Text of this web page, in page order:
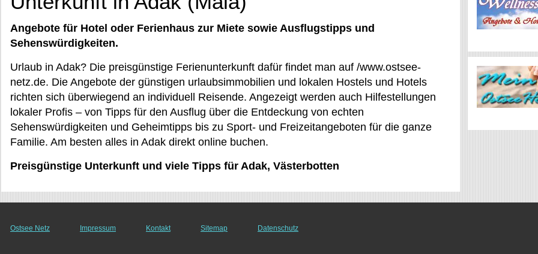
Angebote für Hotel oder Ferienhaus zur Miete sowie Ausflugstipps und
Sehenswürdigkeiten.
Urlaub in Adak? Die preisgünstige Ferienunterkunft dafür findet man auf /www.ostsee-
netz.de. Die Angebote der günstigen urlaubsimmobilien und lokalen Hostels und Hotels
richten sich überwiegend an individuell Reisende. Angezeigt werden auch Hilfestellungen
lokaler Profis – von Tipps für den Ausflug über die Entdeckung von echten
Sehenswürdigkeiten und Geheimtipps bis zu Sport- und Freizeitangeboten für die ganze
Familie. Am besten alles in Adak direkt online buchen.
Preisgünstige Unterkunft und viele Tipps für Adak, Västerbotten
Ostsee Netz Impressum Kontakt Sitemap Datenschutz